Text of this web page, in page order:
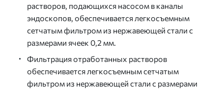
растворов, подающихся насосом в каналы
эндоскопов, обеспечивается легкосъемным
сетчатым фильтром из нержавеющей стали с
размерами ячеек 0,2 мм.
Фильтрация отработанных растворов
обеспечивается легкосъемным сетчатым
фильтром из нержавеющей стали с размерами